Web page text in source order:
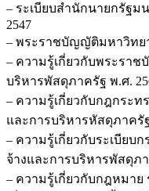
ชิ้น
– ระเบียบสำนักนายกรัฐม
2547
– พระราชบัญญัติมหาวิทย
– ความรู้เกี่ยวกับพระรา
บริหารพัสดุภาครัฐ พ.ศ.
– ความรู้เกี่ยวกับกฎกระท
และการบริหารหัสดุภาครั
– ความรู้เกี่ยวกับระเบียบ
จ้างและการบริหารพัสดุภ
– ความรู้เกี่ยวกับกฎหมาย